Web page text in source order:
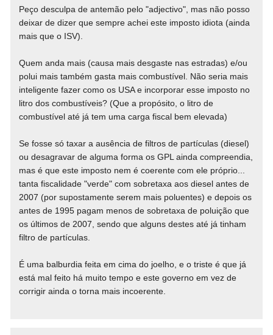
Peço desculpa de antemão pelo "adjectivo", mas não posso
deixar de dizer que sempre achei este imposto idiota (ainda
mais que o ISV).
Quem anda mais (causa mais desgaste nas estradas) e/ou
polui mais também gasta mais combustível. Não seria mais
inteligente fazer como os USA e incorporar esse imposto no
litro dos combustíveis? (Que a propósito, o litro de
combustível até já tem uma carga fiscal bem elevada)
Se fosse só taxar a ausência de filtros de partículas (diesel)
ou desagravar de alguma forma os GPL ainda compreendia,
mas é que este imposto nem é coerente com ele próprio...
tanta fiscalidade "verde" com sobretaxa aos diesel antes de
2007 (por supostamente serem mais poluentes) e depois os
antes de 1995 pagam menos de sobretaxa de poluição que
os últimos de 2007, sendo que alguns destes até já tinham
filtro de partículas.
É uma balburdia feita em cima do joelho, e o triste é que já
está mal feito há muito tempo e este governo em vez de
corrigir ainda o torna mais incoerente.